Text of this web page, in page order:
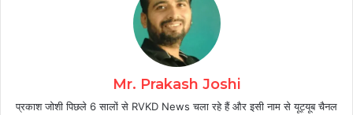
Mr. Prakash Joshi
प्रकाश जोशी पिछले 6 सालों से RVKD News चला रहे हैं और इसी नाम से यूट्यूब चैनल